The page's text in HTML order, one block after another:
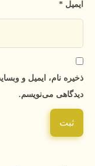
ایمیل *
ذخیره نام، ایمیل و
دیدگاهی می‌نویسم.